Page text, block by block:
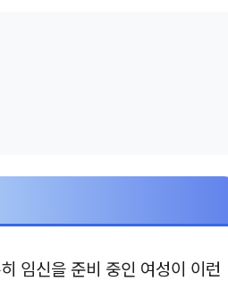
임신을 준비 중인 여성이 이런